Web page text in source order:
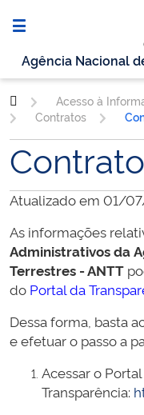
Agência Nacional
Acesso à
Contratos
Atualizado em 01/
As informações
Administrativos da
Terrestres - ANTT
do Portal da
Dessa forma, basta
e efetuar o passo a
Acessar o
Transparência: